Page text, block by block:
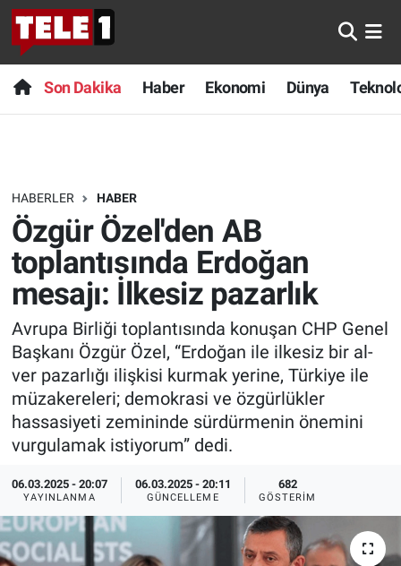
Son Dakika Haber Ekonomi Dünya
HABERLER HABER
Özgür Özel'den AB
toplantısında Erdoğan
mesajı: İlkesiz pazarlık
Avrupa Birliği toplantısında konuşan CHP Genel
Başkanı Özgür Özel, “Erdoğan ile ilkesiz bir al-
ver pazarlığı ilişkisi kurmak yerine, Türkiye ile
müzakereleri; demokrasi ve özgürlükler
hassasiyeti zemininde sürdürmenin önemini
vurgulamak istiyorum” dedi.
06.03.2025 - 20:07
YAYINLANMA
06.03.2025 - 20:11
GÜNCELLEME
682
GÖSTERIM
Anında Manşet
Başka Sohbetler
Bilim turu
Bilim ve Teknoloji Evreni
Doğa Konuşuyor
Dünya
Ege Saati
Ege'den Esintiler
Eğitim
Eğlence
Son Dakika
Haber
Dünya
Teknoloji
Sağlık
Spor
Yayın Akışı
İletişim
Nöbetçi Eczaneler
Hava Durumu
Trafik Durumu
Süper Lig Puan Durumu ve Fikstür
Tüm Manşetler
Son Dakika Haberleri
Haber Arşivi